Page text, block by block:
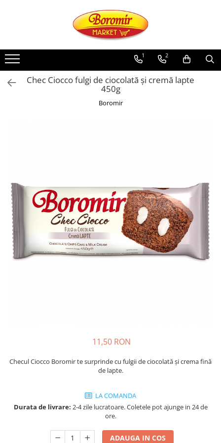
Noutati
Produse de post
Cozonac
Cozonac Magnum
Cozonac Vegan (de post)
Cozonac Collection
Cozo-Bun
Cozonac Cadou
Cozonac cu Unt
Fursecuri
Chec
1 2
Chec Ciocco fulgi de ciocolată și cremă lapte
450g
Boromir
11,50 RON
Checul Ciocco Boromir te surprinde cu fulgii de ciocolată și crema fină
de lapte.
LA COMANDA
Durata de livrare: 2-4 zile lucratoare. Coletele pot ajunge in 24 de
ore.
ADAUGA IN COS